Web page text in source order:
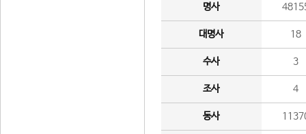
명사
대명사 18
수사 3
조사 4
동사